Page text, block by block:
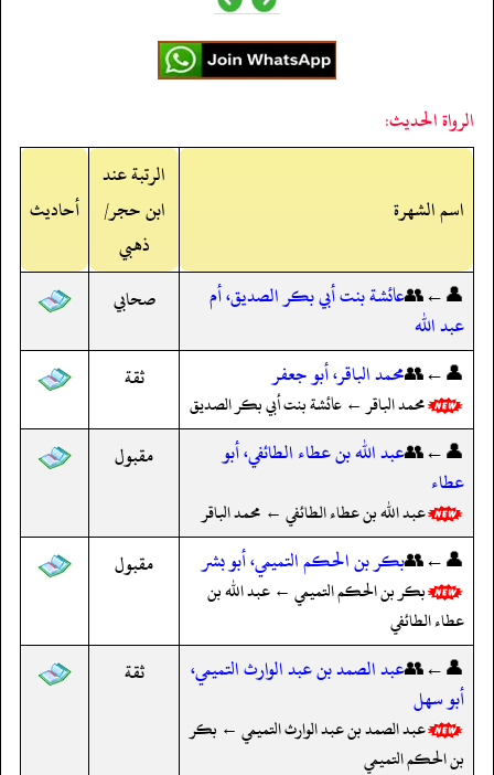
الرواة الحديث:
اسم الشهرة
الرتبة عند
ابن حجر/
ذهبي
أحاديث
👤←👥عائشة بنت أبي بكر الصديق، أم
عبد الله
صحابي
👤←👥محمد الباقر، أبو جعفر
محمد الباقر ← عائشة بنت أبي بكر الصديق
ثقة
👤←👥عبد الله بن عطاء الطائفي، أبو
عطاء
عبد الله بن عطاء الطائفي ← محمد الباقر
مقبول
👤←👥بكر بن الحكم التميمي، أبو بشر
بكر بن الحكم التميمي ← عبد الله بن
عطاء الطائفي
مقبول
👤←👥عبد الصمد بن عبد الوارث التميمي،
أبو سهل
عبد الصمد بن عبد الوارث التميمي ← بكر
بن الحكم التميمي
ثقة